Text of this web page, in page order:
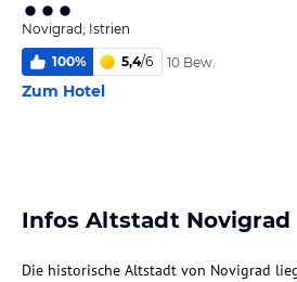
Novigrad, Istrien
100% 5,4/6 10 Bew.
Zum Hotel
Infos Altstadt Novigrad
Die historische Altstadt von Novigrad